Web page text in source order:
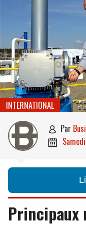
Le
INTERNATIONAL
 par

Principaux